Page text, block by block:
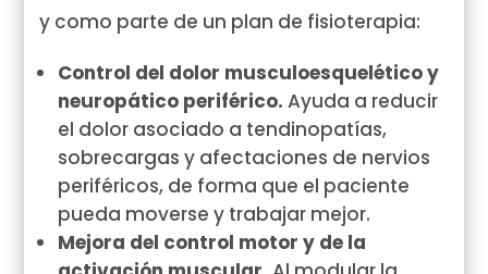
y como parte de un plan de fisioterapia:
Control del dolor musculoesquelético y
neuropático periférico. Ayuda a reducir
el dolor asociado a tendinopatías,
sobrecargas y afectaciones de nervios
periféricos, de forma que el paciente
pueda moverse y trabajar mejor.
Mejora del control motor y de la